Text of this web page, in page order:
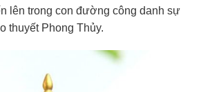
lên trong con đường công danh sự
thuyết Phong Thủy.